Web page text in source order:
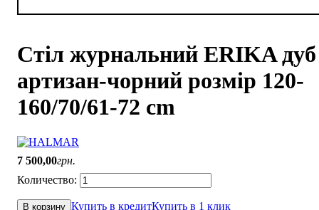
Стіл журнальний ERIKA дуб
артизан-чорний розмір 120-
160/70/61-72 cm
7 500,00грн.
В корзину Купить в кредитКупить в 1 клик